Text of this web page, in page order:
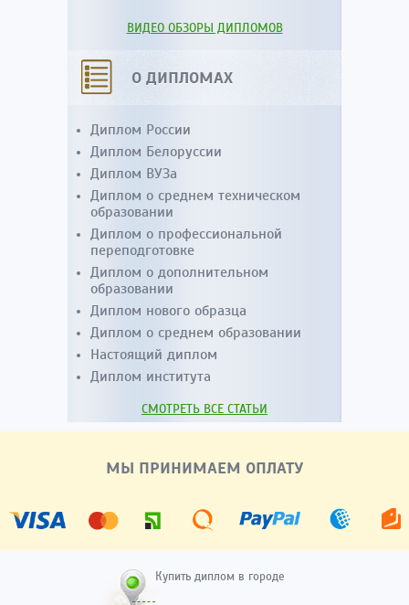
ВИДЕО ОБЗОРЫ ДИПЛОМОВ
О ДИПЛОМАХ
Диплом России
Диплом Белоруссии
Диплом ВУЗа
Диплом о среднем техническом
образовании
Диплом о профессиональной
переподготовке
Диплом о дополнительном
образовании
Диплом нового образца
Диплом о среднем образовании
Настоящий диплом
Диплом института
СМОТРЕТЬ ВСЕ СТАТЬИ
МЫ ПРИНИМАЕМ ОПЛАТУ
Купить диплом в городе